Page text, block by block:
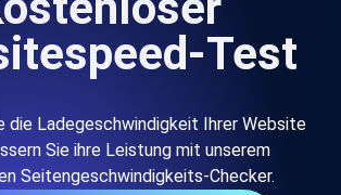
Test
die Ladegeschwindigkeit Ihrer Website
Sie ihre Leistung mit unserem
Seitengeschwindigkeits-Checker.